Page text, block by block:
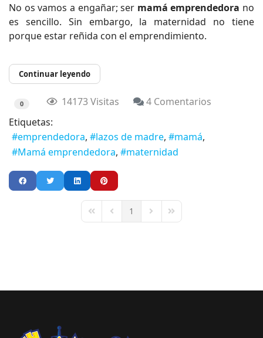
No os vamos a engañar; ser mamá emprendedora no
es sencillo. Sin embargo, la maternidad no tiene
porque estar reñida con el emprendimiento.
Continuar leyendo
0 14173 Visitas
4 Comentarios
Etiquetas:
emprendedora
lazos de madre
mamá
Mamá emprendedora
maternidad
First PagePrevious Page
1 Next PageLast Page